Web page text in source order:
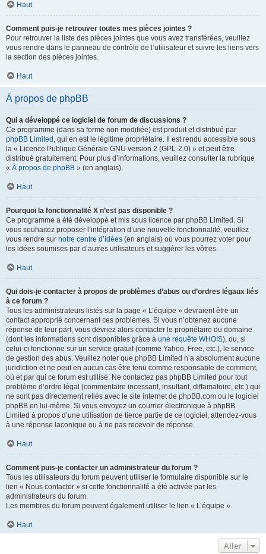
Haut
Comment puis-je retrouver toutes mes pièces jointes ?
Pour retrouver la liste des pièces jointes que vous avez transférées, veuillez
vous rendre dans le panneau de contrôle de l’utilisateur et suivre les liens vers
la section des pièces jointes.
Haut
À propos de phpBB
Qui a développé ce logiciel de forum de discussions ?
Ce programme (dans sa forme non modifiée) est produit et distribué par
phpBB Limited , qui en est le légitime propriétaire. Il est rendu accessible sous
la « Licence Publique Générale GNU version 2 (GPL-2.0) » et peut être
distribué gratuitement. Pour plus d’informations, veuillez consulter la rubrique
« À propos de phpBB » (en anglais).
Haut
Pourquoi la fonctionnalité X n’est pas disponible ?
Ce programme a été développé et mis sous licence par phpBB Limited. Si
vous souhaitez proposer l’intégration d’une nouvelle fonctionnalité, veuillez
vous rendre sur notre centre d’idées (en anglais) où vous pourrez voter pour
les idées soumises par d’autres utilisateurs et suggérer les vôtres.
Haut
Qui dois-je contacter à propos de problèmes d’abus ou d’ordres légaux liés
à ce forum ?
Tous les administrateurs listés sur la page « L’équipe » devraient être un
contact approprié concernant ces problèmes. Si vous n’obtenez aucune
réponse de leur part, vous devriez alors contacter le propriétaire du domaine
(dont les informations sont disponibles grâce à une requête WHOIS), ou, si
celui-ci fonctionne sur un service gratuit (comme Yahoo, Free, etc.), le service
de gestion des abus. Veuillez noter que phpBB Limited n’a absolument aucune
juridiction et ne peut en aucun cas être tenu comme responsable de comment,
où et par qui ce forum est utilisé. Ne contactez pas phpBB Limited pour tout
problème d’ordre légal (commentaire incessant, insultant, diffamatoire, etc.) qui
ne sont pas directement reliés avec le site internet de phpBB.com ou le logiciel
phpBB en lui-même. Si vous envoyez un courrier électronique à phpBB
Limited à propos d’une utilisation de tierce partie de ce logiciel, attendez-vous
à une réponse laconique ou à ne pas recevoir de réponse.
Haut
Comment puis-je contacter un administrateur du forum ?
Tous les utilisateurs du forum peuvent utiliser le formulaire disponible sur le
lien « Nous contacter » si cette fonctionnalité a été activée par les
administrateurs du forum.
Les membres du forum peuvent également utiliser le lien « L’équipe ».
Haut
Aller